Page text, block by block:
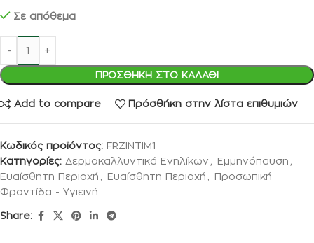
Σε απόθεμα
ΠΡΟΣΘΉΚΗ ΣΤΟ ΚΑΛΆΘΙ
Add to compare Πρόσθήκη στην λίστα επιθυμιών
Κωδικός προϊόντος: FRZINTIM1
Κατηγορίες: Δερμοκαλλυντικά Ενηλίκων Εμμηνόπαυση
Ευαίσθητη Περιοχή
Ευαίσθητη Περιοχή
Προσωπική
Φροντίδα - Υγιεινή
Share: